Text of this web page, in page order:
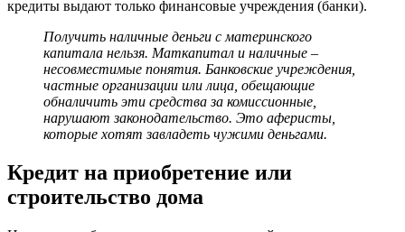
кредиты выдают только финансовые учреждения (банки).
Получить наличные деньги с материнского
капитала нельзя. Маткапитал и наличные –
несовместимые понятия. Банковские учреждения,
частные организации или лица, обещающие
обналичить эти средства за комиссионные,
нарушают законодательство. Это аферисты,
которые хотят завладеть чужими деньгами.
Кредит на приобретение или
строительство дома